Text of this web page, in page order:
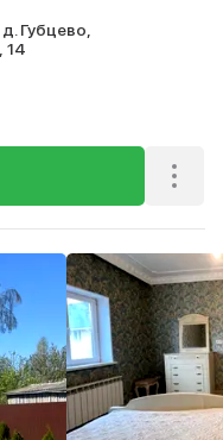
д. Губцево,
14